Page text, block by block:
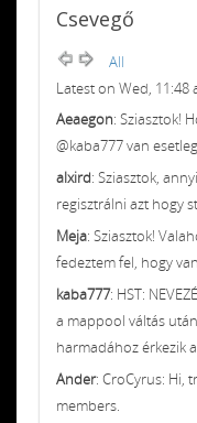
Csevegő
All
Latest on Wed, 11:48
Aeaegon: Sziasztok!
@kaba777 van
alxird: Sziasztok,
regisztrálni azt hogy
Meja: Sziasztok!
fedeztem fel, hogy
kaba777: HST:
a mappool váltás
harmadához érkezik
Ander: CroCyrus: Hi,
members.